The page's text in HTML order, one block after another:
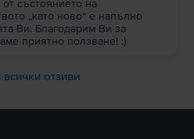
състоянието на
„като ново“ е напълно
Ви. Благодарим Ви за
приятно ползване! :)
отзиви